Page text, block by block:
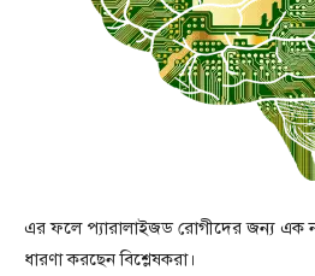
এর ফলে প্যারালাইজড রোগীদের জন্য এক
ধারণা করছেন বিশ্লেষকরা।